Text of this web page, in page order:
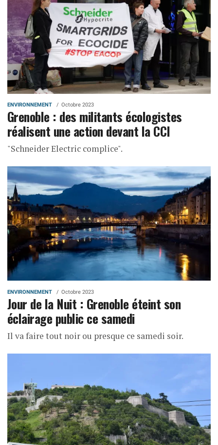
ENVIRONNEMENT Octobre 2023
Grenoble : des militants écologistes
réalisent une action devant la CCI
"Schneider Electric complice".
ENVIRONNEMENT Octobre 2023
Jour de la Nuit : Grenoble éteint son
éclairage public ce samedi
Il va faire tout noir ou presque ce samedi soir.